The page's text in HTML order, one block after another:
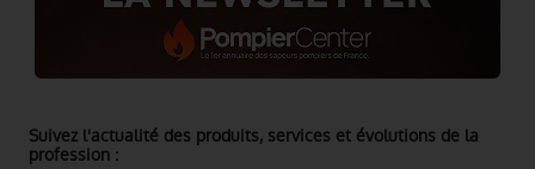
Suivez l'actualité des produits, services et évolutions de la
profession :